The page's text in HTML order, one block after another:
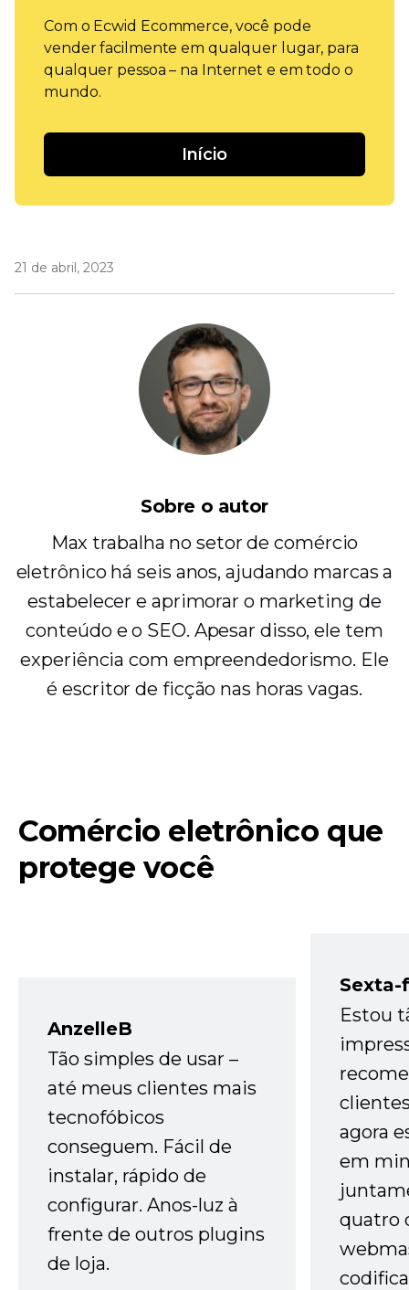
Com o Ecwid Ecommerce, você pode
vender facilmente em qualquer lugar, para
qualquer pessoa – na Internet e em todo o
mundo.
Início
21 de abril, 2023
Sobre o autor
Max trabalha no setor de comércio
eletrônico há seis anos, ajudando marcas a
estabelecer e aprimorar o marketing de
conteúdo e o SEO. Apesar disso, ele tem
experiência com empreendedorismo. Ele
é escritor de ficção nas horas vagas.
Comércio eletrônico que
protege você
AnzelleB
Tão simples de usar –
até meus clientes mais
tecnofóbicos
conseguem. Fácil de
instalar, rápido de
configurar. Anos-luz à
frente de outros plugins
de loja.
Sexta-
Estou
agora
em
quatro